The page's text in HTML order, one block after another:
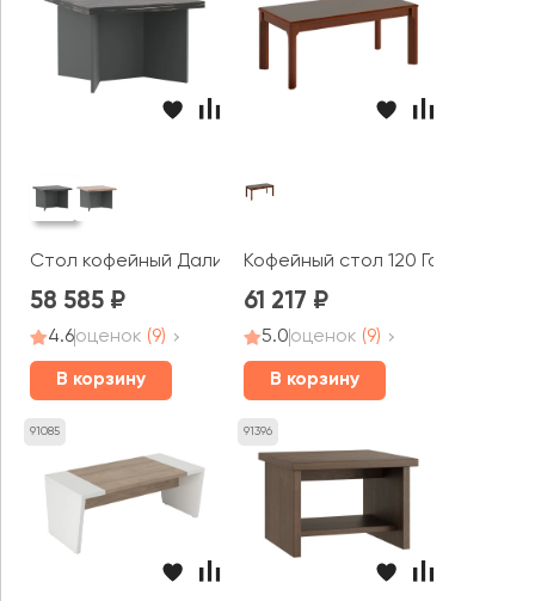
Стол кофейный Дали / Dali шпон
58 585
4.6оценок (9)
В корзину
Кофейный стол 120 Гарвард /
61 217
5.0оценок (9)
В корзину
91085 91396